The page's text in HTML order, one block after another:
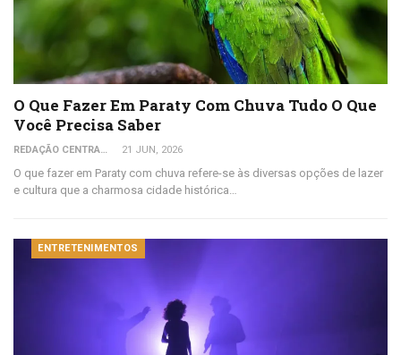
O Que Fazer Em Paraty Com Chuva Tudo O Que
Você Precisa Saber
REDAÇÃO CENTRAL DO VIAJANTE 21 JUN, 2026
O que fazer em Paraty com chuva refere-se às diversas opções de lazer
e cultura que a charmosa cidade histórica…
ENTRETENIMENTOS